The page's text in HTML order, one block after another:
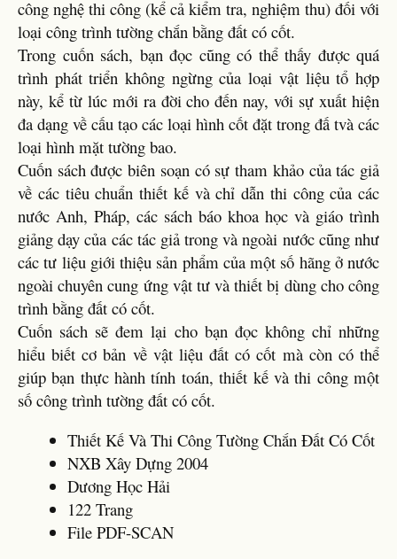
công nghệ thi công (kể cả kiểm tra, nghiệm thu) đối với
loại công trình tường chắn bằng đất có cốt.
Trong cuốn sách, bạn đọc cũng có thể thấy được quá
trình phát triển không ngừng của loại vật liệu tổ hợp
này, kể từ lúc mới ra đời cho đến nay, với sự xuất hiện
đa dạng về cấu tạo các loại hình cốt đặt trong đấ tvà các
loại hình mặt tường bao.
Cuốn sách được biên soạn có sự tham khảo của tác giả
về các tiêu chuẩn thiết kế và chỉ dẫn thi công của các
nước Anh, Pháp, các sách báo khoa học và giáo trình
giảng dạy của các tác giả trong và ngoài nước cũng như
các tư liệu giới thiệu sản phẩm của một số hãng ở nước
ngoài chuyên cung ứng vật tư và thiết bị dùng cho công
trình bằng đất có cốt.
Cuốn sách sẽ đem lại cho bạn đọc không chỉ những
hiểu biết cơ bản về vật liệu đất có cốt mà còn có thể
giúp bạn thực hành tính toán, thiết kế và thi công một
số công trình tường đất có cốt.
Thiết Kế Và Thi Công Tường Chắn Đất Có Cốt
NXB Xây Dựng 2004
Dương Học Hải
122 Trang
File PDF-SCAN